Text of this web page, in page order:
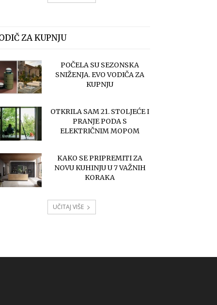
ZA KUPNJU
POČELA SU SEZONSKA
SNIŽENJA. EVO VODIČA ZA
KUPNJU
OTKRILA SAM 21. STOLJEĆE I
PRANJE PODA S
ELEKTRIČNIM MOPOM
KAKO SE PRIPREMITI ZA
NOVU KUHINJU U 7 VAŽNIH
KORAKA
UČITAJ VIŠE